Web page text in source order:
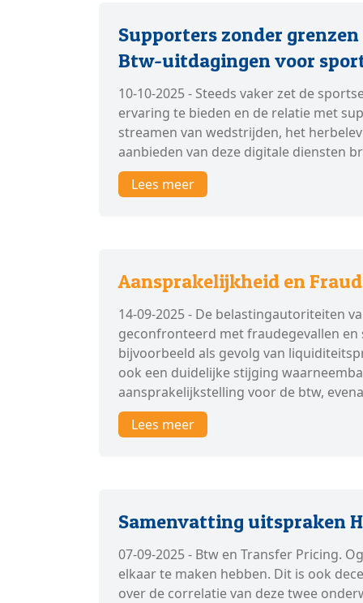
Supporters zonder
Btw-uitdagingen voor
10-10-2025 - Steeds vaker zet de
ervaring te bieden en de relatie met
streamen van wedstrijden, het
aanbieden van deze digitale diensten
Lees meer
Aansprakelijkheid en
14-09-2025 - De belastingautoriteiten
geconfronteerd met fraudegevallen
bijvoorbeeld als gevolg van
ook een duidelijke stijging
aansprakelijkstelling voor de btw,
Lees meer
Samenvatting uitspraken
07-09-2025 - Btw en Transfer Pricing.
elkaar te maken hebben. Dit is ook
over de correlatie van deze twee